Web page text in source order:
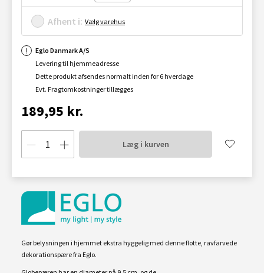
Afhent i: Vælg varehus
Eglo Danmark A/S
Levering til hjemmeadresse
Dette produkt afsendes normalt inden for 6 hverdage
Evt. Fragtomkostninger tillægges
189,95 kr.
Læg i kurven
Gør belysningen i hjemmet ekstra hyggelig med denne flotte, ravfarvede
dekorationspære fra Eglo.